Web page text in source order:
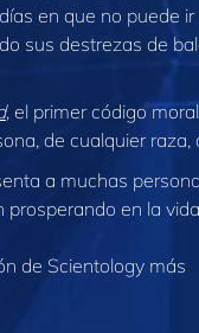
en que no puede
sus destrezas de
, el primer código
de cualquier
a muchas
prosperando en la
de Scientology más